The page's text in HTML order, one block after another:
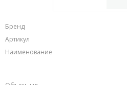
Бренд
Артикул
Наименование